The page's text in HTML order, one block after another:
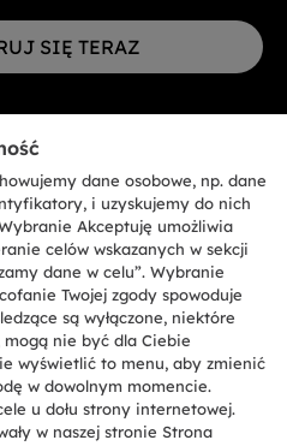
SIĘ TERAZ
sp. z.o.o. - SIEDZIBA
Brugherio (MB) - Włochy -
Privata Eden Fumagalli bez
(MB) i Via Trento nr 20/A-22 - 20871
- Faks: +39.039.2086.237 -
w całości - Kod identyfikacji
dla rejonu Mediolan-
NIP 00786860965 - Numer wpisu do
REA: MB-1033934 -
podlega zarządzaniu i koordynacji
dane osobowe, np. dane
i uzyskujemy do nich
Akceptuję umożliwia
celów wskazanych w sekcji
dane w celu”. Wybranie
Twojej zgody spowoduje
są wyłączone, niektóre
nie być dla Ciebie
wyświetlić to menu, aby zmienić
w dowolnym momencie.
u dołu strony internetowej.
w naszej stronie Strona